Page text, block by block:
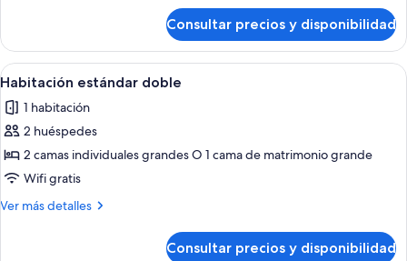
cuádruple
familiar
Consultar precios y disponibilidad
Abrir
todas
las
fotos
de
Habitación
estándar
Habitación de hotel con una cama
6
Habitación estándar doble
1 habitación
2 huéspedes
2 camas individuales grandes O 1 cama de matrimonio grande
Wifi gratis
Ver más detalles
Más
Consultar precios y disponibilidad